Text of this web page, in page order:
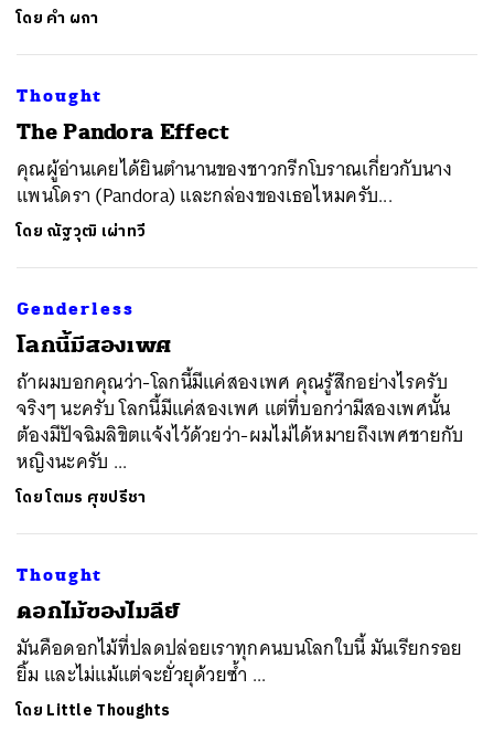
โดย คำ ผกา
Thought
The Pandora Effect
คุณผู้อ่านเคยได้ยินตำนานของชาวกรีกโบราณเกี่ยวกับนาง
แพนโดรา (Pandora) และกล่องของเธอไหมครับ...
โดย ณัฐวุฒิ เผ่าทวี
Genderless
โลกนี้มีสองเพศ
ถ้าผมบอกคุณว่า-โลกนี้มีแค่สองเพศ คุณรู้สึกอย่างไรครับ
จริงๆ นะครับ โลกนี้มีแค่สองเพศ แต่ที่บอกว่ามีสองเพศนั้น
ต้องมีปัจฉิมลิขิตแจ้งไว้ด้วยว่า-ผมไม่ได้หมายถึงเพศชายกับ
หญิงนะครับ ...
โดยโตมร ศุขปรีชา
Thought
ดอกไม้ของไมลีย์
มันคือดอกไม้ที่ปลดปล่อยเราทุกคนบนโลกใบนี้ มันเรียกรอย
ยิ้ม และไม่แม้แต่จะยั่วยุด้วยซ้ำ ...
โดย Little Thoughts
SHARE TWEET LINE EMAIL